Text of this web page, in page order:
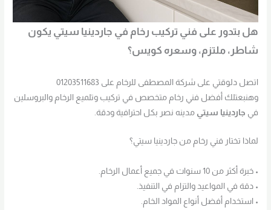
هل بتدور على فني تركيب رخام في جاردينيا سيتي يكون
شاطر، ملتزم، وسعره كويس؟
اتصل دلوقتي على شركة المصطفى للرخام على 01203511683
وهنبعتلك أفضل فني رخام متخصص في تركيب وتلميع الرخام والبروسلين
في جاردينيا سيتي مدينه نصر بكل احترافية ودقة.
لماذا تختار فني رخام من جاردينيا سيتي؟
• خبرة أكثر من 10 سنوات في جميع أعمال الرخام.
• دقة في المواعيد والتزام في التنفيذ.
• استخدام أفضل أنواع المواد الخام.